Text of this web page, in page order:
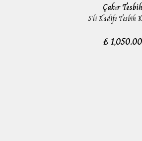
Çakır Tesbih
5'li Kadife Tesbih
₺ 1,050.00